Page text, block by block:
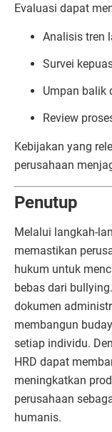
Evaluasi dapat
Analisis tren
Survei
Umpan balik
Review
Kebijakan yang
perusahaan
Penutup
Melalui langkah-
memastikan
hukum untuk
bebas dari
dokumen
membangun
setiap individu.
HRD dapat
meningkatkan
perusahaan
humanis.